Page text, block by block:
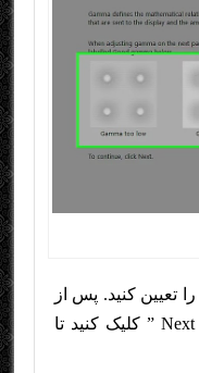
را تعیین کنید. پس از
اصلاح هر بخش روی گزینه ی ” Next ” کلیک کنید تا